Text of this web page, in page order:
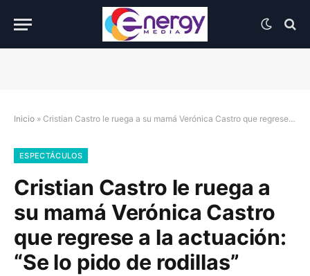
Inicio » Cristian Castro le ruega a su mamá Verónica Castro que regrese a la actuación: “Se lo pido de rodillas”
ESPECTÁCULOS
Cristian Castro le ruega a
su mamá Verónica Castro
que regrese a la actuación:
“Se lo pido de rodillas”